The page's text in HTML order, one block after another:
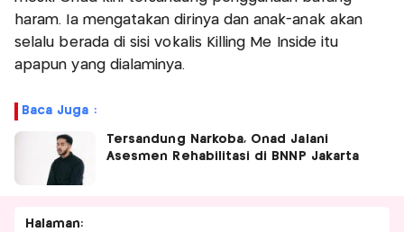
haram. Ia mengatakan dirinya dan anak-anak akan
selalu berada di sisi vokalis Killing Me Inside itu
apapun yang dialaminya.
Baca Juga :
Tersandung Narkoba, Onad Jalani
Asesmen Rehabilitasi di BNNP Jakarta
Halaman: